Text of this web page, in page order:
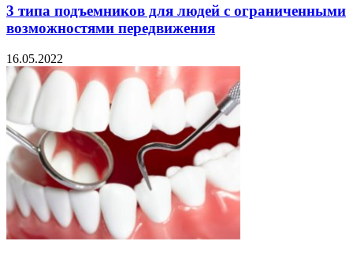
3 типа подъемников для людей с ограниченными
возможностями передвижения
16.05.2022